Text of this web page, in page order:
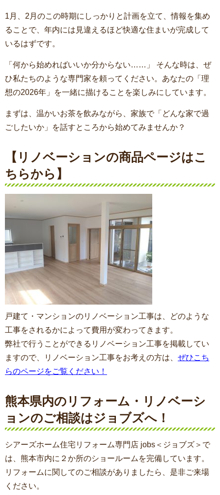
1月、2月のこの時期にしっかりと計画を立て、情報を集め
ることで、年内には見違えるほど快適な住まいが完成して
いるはずです。
「何から始めればいいか分からない……」 そんな時は、ぜ
ひ私たちのような専門家を頼ってください。あなたの「理
想の2026年」を一緒に描けることを楽しみにしています。
まずは、温かいお茶を飲みながら、家族で「どんな家で過
ごしたいか」を話すところから始めてみませんか？
【リノベーションの商品ページはこ
ちらから】
戸建て・マンションのリノベーション工事は、どのような
工事をされるかによって費用が変わってきます。
弊社で行うことができるリノベーション工事を掲載してい
ますので、リノベーション工事をお考えの方は、 ぜひこち
らのページをご覧ください！
熊本県内のリフォーム・リノベーシ
ョンのご相談はジョブズへ！
シアーズホーム住宅リフォーム専門店 jobs＜ジョブズ＞で
は、熊本市内に２か所のショールームを完備しています。
リフォームに関してのご相談がありましたら、是非ご来場
ください。